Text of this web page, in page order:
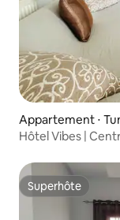
Appartement ⋅
Hôtel Vibes |
Superhôte
Superhôte